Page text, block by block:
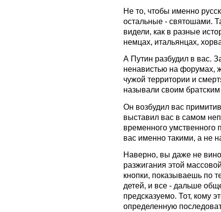
Не то, чтобы именно
остальные - святошами.
видели, как в разные
немцах, итальянцах,
А Путин разбудил в вас.
ненавистью на форумах,
чужой территории и
называли своим
Он возбудил вас
выставил вас в самом
временного
вас именно такими, а не
Наверно, вы даже не
разжигания этой
кнопки, показываешь по
детей, и все - дальше
предсказуемо. Тот, кому
определенную